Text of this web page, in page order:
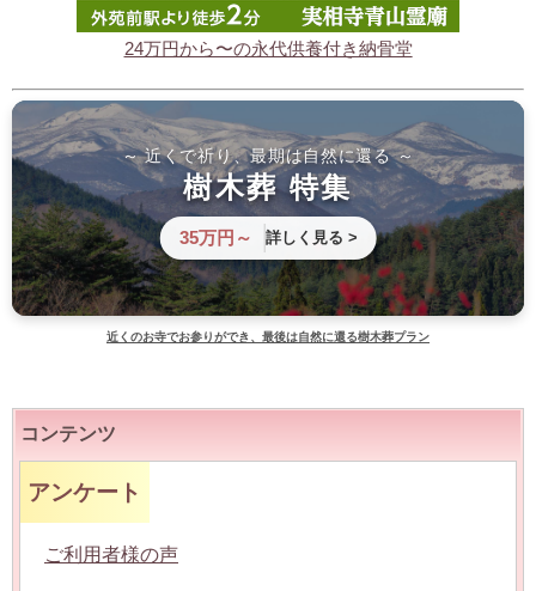
24万円から〜の永代供養付き納骨堂
～ 近くで祈り、最期は自然に還る ～
樹木葬 特集
35万円～ 詳しく見る >
近くのお寺でお参りができ、最後は自然に還る樹木葬プラン
コンテンツ
アンケート
ご利用者様の声